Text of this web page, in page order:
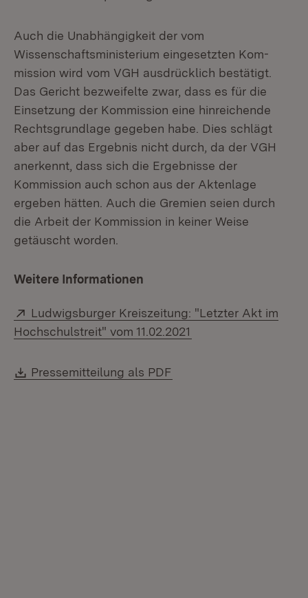
Auch die Unabhängigkeit der vom
Wissenschaftsministerium eingesetzten Kom­
mission wird vom VGH ausdrücklich bestätigt.
Das Gericht bezweifelte zwar, dass es für die
Einsetzung der Kommission eine hinreichende
Rechtsgrundlage gegeben habe. Dies schlägt
aber auf das Ergebnis nicht durch, da der VGH
anerkennt, dass sich die Ergebnisse der
Kommission auch schon aus der Aktenlage
ergeben hätten. Auch die Gremien seien durch
die Arbeit der Kommission in keiner Weise
getäuscht worden.
Weitere Informationen
Extern:
Ludwigsburger Kreiszeitung: "Letzter Akt im
Hochschulstreit" vom 11.02.2021
Download:
Pressemitteilung als PDF